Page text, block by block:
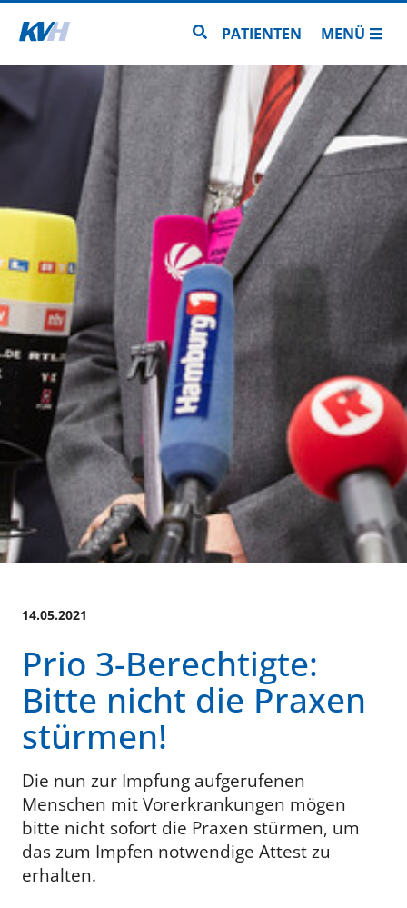
Zur Startseite Zur Seitensuche
PATIENTEN MENÜ
14.05.2021
Prio 3-Berechtigte:
Bitte nicht die Praxen
stürmen!
Die nun zur Impfung aufgerufenen
Menschen mit Vorerkrankungen mögen
bitte nicht sofort die Praxen stürmen, um
das zum Impfen notwendige Attest zu
erhalten.